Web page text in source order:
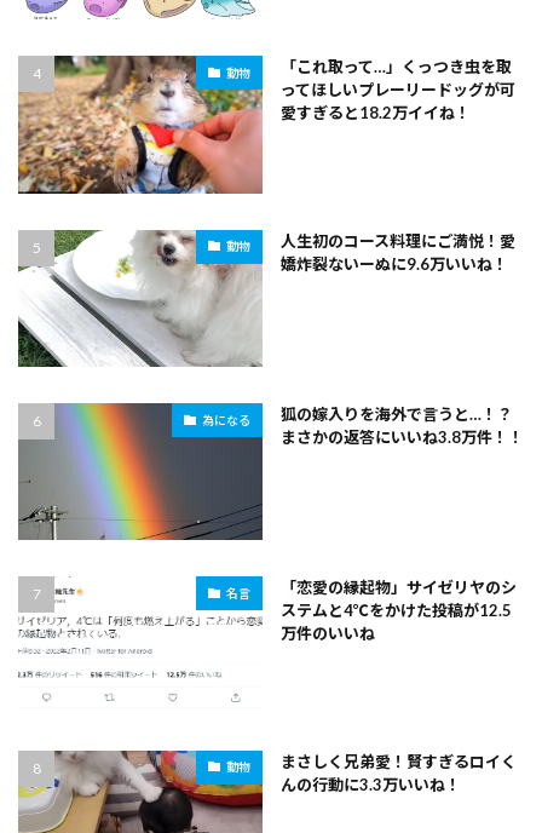
動物
「これ取って…」くっつき虫を取
ってほしいプレーリードッグが可
愛すぎると18.2万イイね！
動物
人生初のコース料理にご満悦！愛
嬌炸裂ないーぬに9.6万いいね！
為になる
狐の嫁入りを海外で言うと…！？
まさかの返答にいいね3.8万件！！
名言
「恋愛の縁起物」サイゼリヤのシ
ステムと4℃をかけた投稿が12.5
万件のいいね
動物
まさしく兄弟愛！賢すぎるロイく
んの行動に3.3万いいね！